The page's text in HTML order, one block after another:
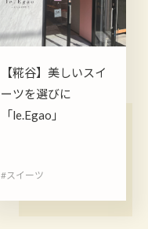
【糀谷】美しいスイ
ーツを選びに
「le.Egao」
#スイーツ